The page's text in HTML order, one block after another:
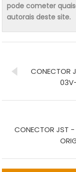
pode cometer
autorais deste site.
CONECTOR
CONECTOR JST -